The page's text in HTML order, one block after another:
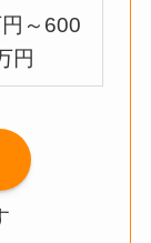
～600
円